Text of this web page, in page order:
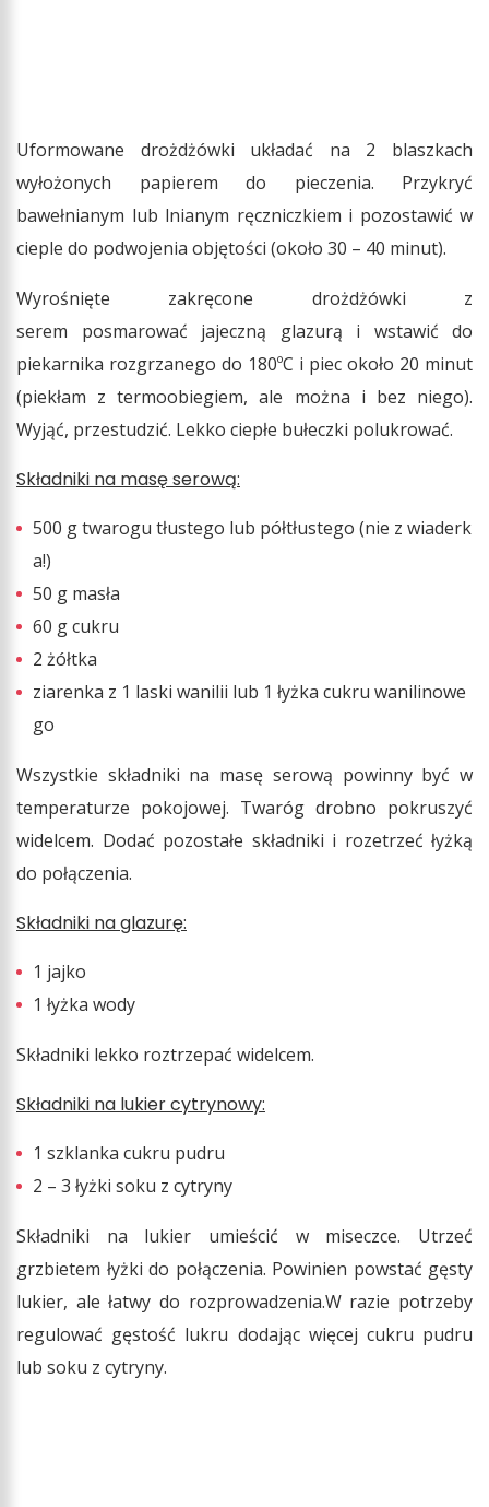
Uformowane drożdżówki układać na 2 blaszkach
wyłożonych papierem do pieczenia. Przykryć
bawełnianym lub lnianym ręczniczkiem i pozostawić w
cieple do podwojenia objętości (około 30 – 40 minut).
Wyrośnięte zakręcone drożdżówki z
serem posmarować jajeczną glazurą i wstawić do
piekarnika rozgrzanego do 180ºC i piec około 20 minut
(piekłam z termoobiegiem, ale można i bez niego).
Wyjąć, przestudzić. Lekko ciepłe bułeczki polukrować.
Składniki na masę serową:
500 g twarogu tłustego lub półtłustego (nie z wiaderk
a!)
50 g masła
60 g cukru
2 żółtka
ziarenka z 1 laski wanilii lub 1 łyżka cukru wanilinowe
go
Wszystkie składniki na masę serową powinny być w
temperaturze pokojowej. Twaróg drobno pokruszyć
widelcem. Dodać pozostałe składniki i rozetrzeć łyżką
do połączenia.
Składniki na glazurę:
1 jajko
1 łyżka wody
Składniki lekko roztrzepać widelcem.
Składniki na lukier cytrynowy:
1 szklanka cukru pudru
2 – 3 łyżki soku z cytryny
Składniki na lukier umieścić w miseczce. Utrzeć
grzbietem łyżki do połączenia. Powinien powstać gęsty
lukier, ale łatwy do rozprowadzenia.W razie potrzeby
regulować gęstość lukru dodając więcej cukru pudru
lub soku z cytryny.